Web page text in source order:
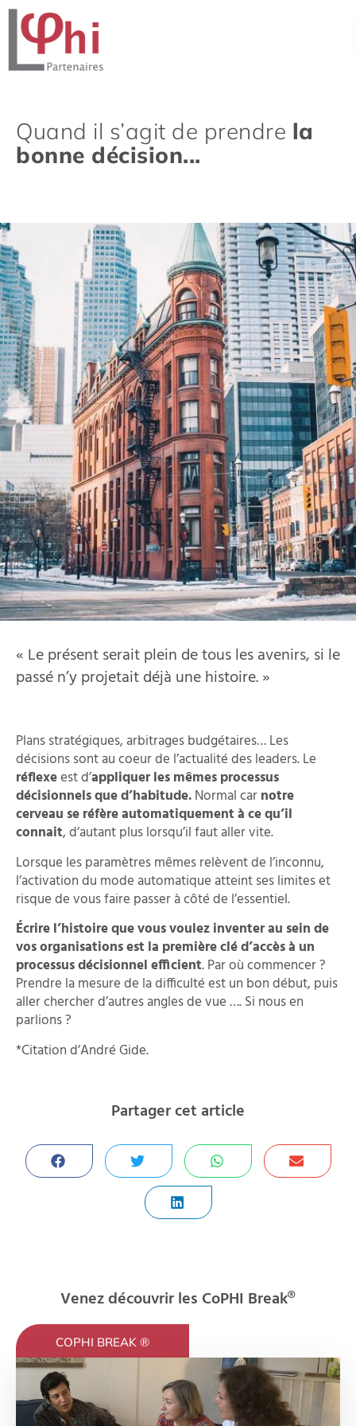
Quand il s’agit de prendre la
bonne décision...
« Le présent serait plein de tous les avenirs, si le
passé n’y projetait déjà une histoire. »
Plans stratégiques, arbitrages budgétaires… Les
décisions sont au coeur de l’actualité des leaders. Le
réflexeest d’appliquer les mêmes processus
décisionnels que d’habitude.Normal carnotre
cerveau se réfère automatiquement à ce qu’il
connait, d’autant plus lorsqu’il faut aller vite.
Lorsque les paramètres mêmes relèvent de l’inconnu,
l’activation du mode automatique atteint ses limites et
risque de vous faire passer à côté de l’essentiel.
Écrire l’histoire que vous voulez inventer au sein de
vos organisations est la première cléd’accès à un
processus décisionnel efficient. Par où commencer ?
Prendre la mesure de la difficulté est un bon début, puis
aller chercher d’autres angles de vue …. Si nous en
parlions ?
*Citation d’André Gide.
Partager cet article
Venez découvrir les CoPHI Break®
COPHI BREAK ®